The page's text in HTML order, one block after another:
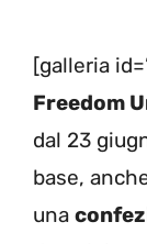
[galleria
Freedom
dal 23
base,
una